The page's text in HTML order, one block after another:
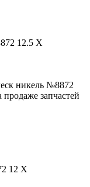
никель №8872
запчастей